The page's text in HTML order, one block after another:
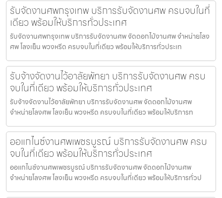
รับจัดงานศพกรุงเทพ บริการรับจัดงานศพ ครบจบในที่
เดียว พร้อมให้บริการทั่วประเทศ
รับจัดงานศพกรุงเทพ บริการรับจัดงานศพ จัดดอกไม้งานศพ จำหน่ายโลง
ศพ โลงเย็น พวงหรีด ครบจบในที่เดียว พร้อมให้บริการทั่วประเท
รับจ้างจัดงานไว้อาลัยพัทยา บริการรับจัดงานศพ ครบ
จบในที่เดียว พร้อมให้บริการทั่วประเทศ
รับจ้างจัดงานไว้อาลัยพัทยา บริการรับจัดงานศพ จัดดอกไม้งานศพ
จำหน่ายโลงศพ โลงเย็น พวงหรีด ครบจบในที่เดียว พร้อมให้บริการท
ออแกไนซ์งานศพเพชรบูรณ์ บริการรับจัดงานศพ ครบ
จบในที่เดียว พร้อมให้บริการทั่วประเทศ
ออแกไนซ์งานศพเพชรบูรณ์ บริการรับจัดงานศพ จัดดอกไม้งานศพ
จำหน่ายโลงศพ โลงเย็น พวงหรีด ครบจบในที่เดียว พร้อมให้บริการทั่วป